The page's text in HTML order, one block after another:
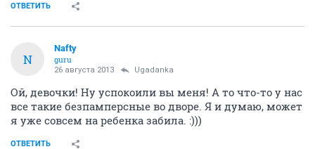
ОТВЕТИТЬ
N
Nafty
guru
26 августа 2013 Ugadanka
Ой, девочки! Ну успокоили вы меня! А то что-то у нас
все такие безпамперсные во дворе. Я и думаю, может
я уже совсем на ребенка забила. :)))
ОТВЕТИТЬ